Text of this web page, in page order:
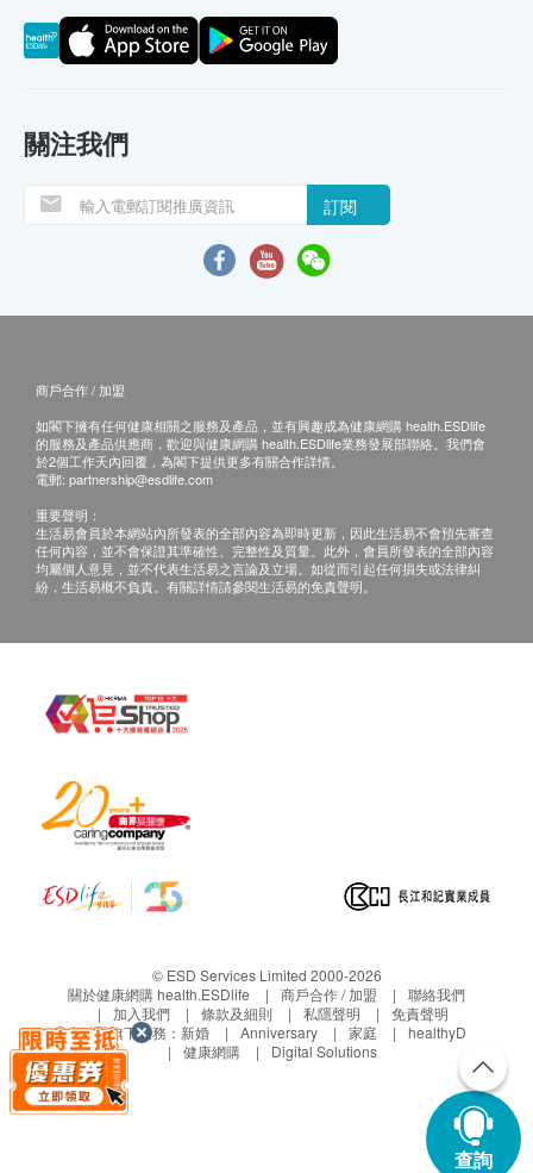
關注我們
訂閱
商戶合作 / 加盟
如閣下擁有任何健康相關之服務及產品，並有興趣成為健康網購 health.ESDlife
的服務及產品供應商，歡迎與健康網購 health.ESDlife業務發展部聯絡。我們會
於2個工作天內回覆，為閣下提供更多有關合作詳情。
電郵: partnership@esdlife.com
重要聲明：
生活易會員於本網站內所發表的全部內容為即時更新，因此生活易不會預先審查
任何內容，並不會保證其準確性、完整性及質量。此外，會員所發表的全部內容
均屬個人意見，並不代表生活易之言論及立場。如從而引起任何損失或法律糾
紛，生活易概不負責。有關詳情請參閱生活易的免責聲明。
© ESD Services Limited 2000-2026
關於健康網購 health.ESDlife
商戶合作 / 加盟
聯絡我們
加入我們
條款及細則 私隱聲明
免責聲明
生活易旗下業務： 新婚 Anniversary 家庭
healthyD
健康網購
Digital Solutions
查詢